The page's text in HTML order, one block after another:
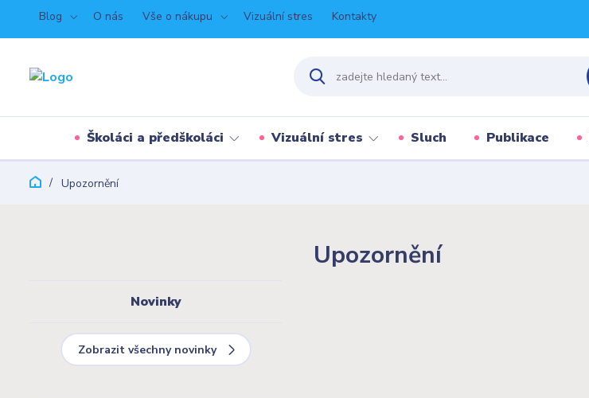
Blog O nás Vše o nákupu Vizuální stres Kontakty
Školáci a předškoláci Vizuální stres Sluch Publikace
Upozornění
Novinky
Zobrazit všechny novinky
Upozornění